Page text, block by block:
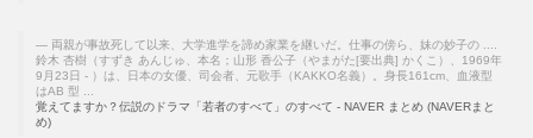
両親が事故死して以来、大学進学を諦め家業を継いだ。仕事の傍ら、妹の妙子の ....
鈴木 杏樹（すずき あんじゅ、本名；山形 香公子（やまがた[要出典] かくこ）、1969年
9月23日 ‐ ）は、日本の女優、司会者、元歌手（KAKKO名義）。身長161cm、血液型
はAB 型 ...
覚えてますか？伝説のドラマ「若者のすべて」のすべて - NAVER まとめ (NAVERまと
め)